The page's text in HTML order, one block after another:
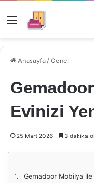
Menü
Anasayfa /Genel
Evinizi
25 Mart 2026 3 dakika
Gemadoor Mobilya ile